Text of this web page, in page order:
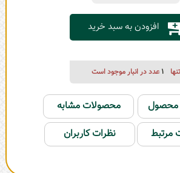
افزودن به سبد خرید
تنها 1 عدد در انبار موجود است
محصولات مشابه
مرتبط
نظرات کاربران